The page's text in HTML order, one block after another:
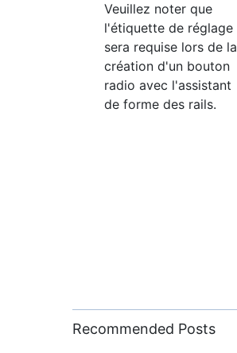
Veuillez noter que
l'étiquette de réglage
sera requise lors de la
création d'un bouton
radio avec l'assistant
de forme des rails.
Recommended Posts